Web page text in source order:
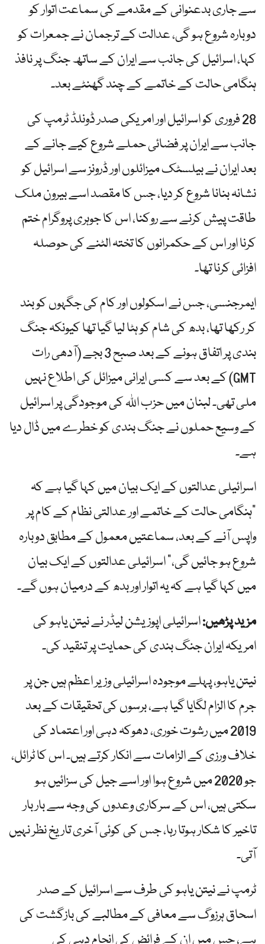
سے جاری بدعنوانی کے مقدمے کی سماعت اتوار کو
دوبارہ شروع ہو گی، عدالت کے ترجمان نے جمعرات کو
کہا، اسرائیل کی جانب سے ایران کے ساتھ جنگ ​​پر نافذ
ہنگامی حالت کے خاتمے کے چند گھنٹے بعد۔
28 فروری کو اسرائیل اور امریکی صدر ڈونلڈ ٹرمپ کی
جانب سے ایران پر فضائی حملے شروع کیے جانے کے
بعد ایران نے بیلسٹک میزائلوں اور ڈرونز سے اسرائیل کو
نشانہ بنانا شروع کر دیا، جس کا مقصد اسے بیرون ملک
طاقت پیش کرنے سے روکنا، اس کا جوہری پروگرام ختم
کرنا اور اس کے حکمرانوں کا تختہ الٹنے کی حوصلہ
افزائی کرنا تھا۔
ایمرجنسی، جس نے اسکولوں اور کام کی جگہوں کو بند
کر رکھا تھا، بدھ کی شام کو ہٹا لیا گیا تھا کیونکہ جنگ
بندی پر اتفاق ہونے کے بعد صبح 3 بجے (آدھی رات
GMT) کے بعد سے کسی ایرانی میزائل کی اطلاع نہیں
ملی تھی۔ لبنان میں حزب اللہ کی موجودگی پر اسرائیل
کے وسیع حملوں نے جنگ بندی کو خطرے میں ڈال دیا
ہے۔
اسرائیلی عدالتوں کے ایک بیان میں کہا گیا ہے کہ
"ہنگامی حالت کے خاتمے اور عدالتی نظام کے کام پر
واپس آنے کے بعد، سماعتیں معمول کے مطابق دوبارہ
شروع ہو جائیں گی،” اسرائیلی عدالتوں کے ایک بیان
میں کہا گیا ہے کہ یہ اتوار اور بدھ کے درمیان ہوں گے۔
مزید پڑھیں:اسرائیلی اپوزیشن لیڈر نے نیتن یاہو کی
امریکہ ایران جنگ بندی کی حمایت پر تنقید کی۔
نیتن یاہو، پہلے موجودہ اسرائیلی وزیر اعظم ہیں جن پر
جرم کا الزام لگایا گیا ہے، برسوں کی تحقیقات کے بعد
2019 میں رشوت خوری، دھوکہ دہی اور اعتماد کی
خلاف ورزی کے الزامات سے انکار کرتے ہیں۔ اس کا ٹرائل،
جو 2020 میں شروع ہوا اور اسے جیل کی سزائیں ہو
سکتی ہیں، اس کے سرکاری وعدوں کی وجہ سے بار بار
تاخیر کا شکار ہوتا رہا، جس کی کوئی آخری تاریخ نظر نہیں
آتی۔
ٹرمپ نے نیتن یاہو کی طرف سے اسرائیل کے صدر
اسحاق ہرزوگ سے معافی کے مطالبے کی بازگشت کی